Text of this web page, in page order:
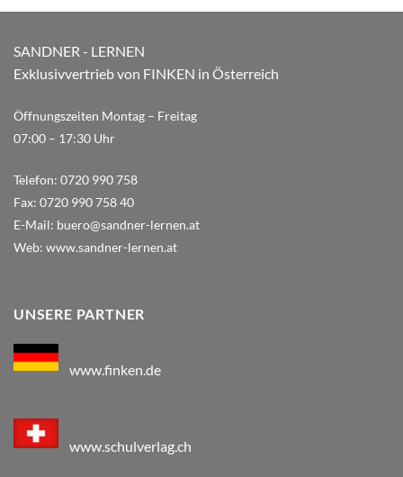
SANDNER - LERNEN
Exklusivvertrieb von FINKEN in Österreich
Öffnungszeiten Montag – Freitag
07:00 – 17:30 Uhr
Telefon: 0720 990 758
Fax: 0720 990 758 40
E-Mail: buero@sandner-lernen.at
Web: www.sandner-lernen.at
UNSERE PARTNER
www.finken.de
www.schulverlag.ch